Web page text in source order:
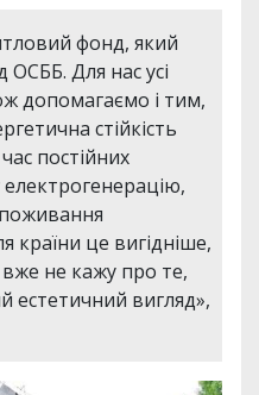
фонд, який
ОСББ. Для нас усі
допомагаємо і тим,
стійкість
постійних
країни це вигідніше,
вже не кажу про те,
естетичний вигляд»,